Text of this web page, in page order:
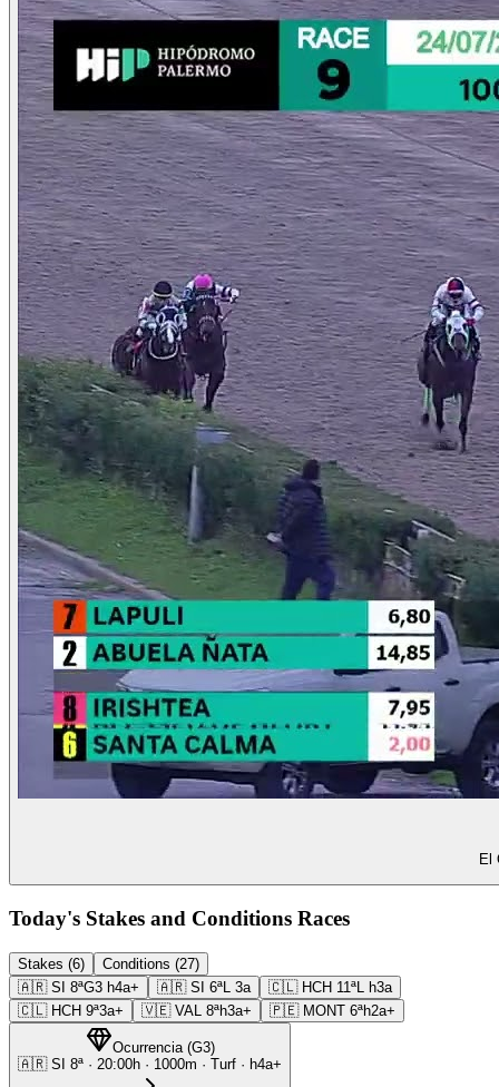
El
Today's Stakes and Conditions Races
Stakes (6)
Conditions (27)
🇦🇷 SI 8ªG3 h4a+ 🇦🇷 SI 6ªL 3a 🇨🇱 HCH 11ªL h3a
🇨🇱 HCH 9ª3a+ 🇻🇪 VAL 8ªh3a+ 🇵🇪 MONT 6ªh2a+
Ocurrencia(G3)
🇦🇷 SI 8ª · 20:00h · 1000m · Turf · h4a+